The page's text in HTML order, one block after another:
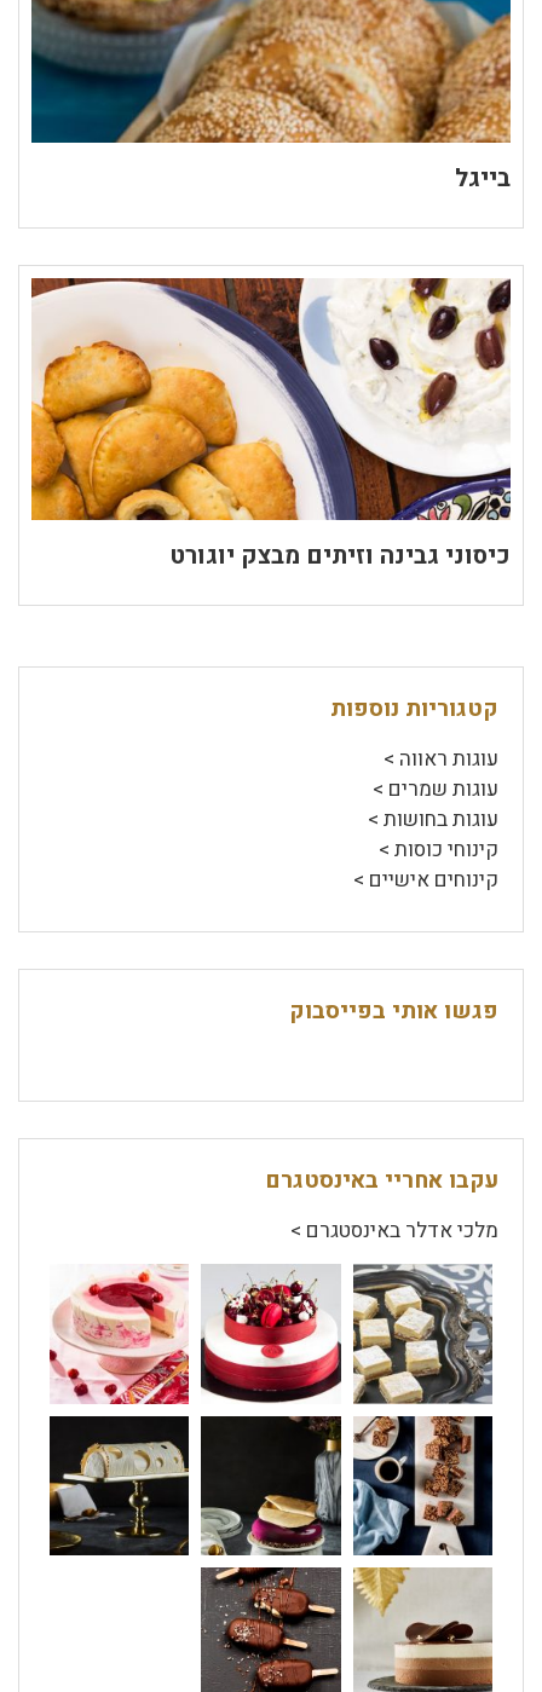
בייגל
כיסוני גבינה וזיתים מבצק יוגורט
קטגוריות נוספות
עוגות ראווה >
עוגות שמרים >
עוגות בחושות >
קינוחי כוסות >
קינוחים אישיים >
פגשו אותי בפייסבוק
עקבו אחריי באינסטגרם
מלכי אדלר באינסטגרם >